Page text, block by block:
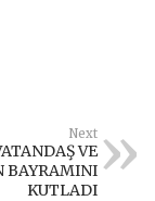
Next
VE
BAYRAMINI
KUTLADI